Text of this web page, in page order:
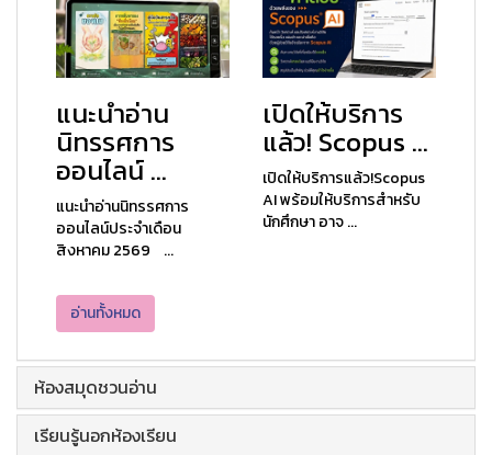
แนะนำอ่าน
นิทรรศการ
ออนไลน์ ...
แนะนำอ่านนิทรรศการ
ออนไลน์ประจำเดือน
สิงหาคม 2569 ...
เปิดให้บริการ
แล้ว! Scopus ...
เปิดให้บริการแล้ว!Scopus
AI พร้อมให้บริการสำหรับ
นักศึกษา อาจ ...
อ่านทั้งหมด
ห้องสมุดชวนอ่าน
เรียนรู้นอกห้องเรียน